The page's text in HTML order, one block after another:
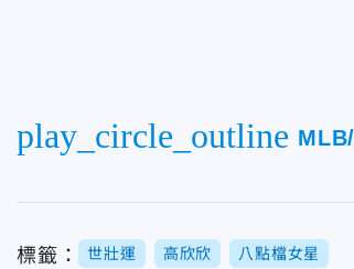
play_circle_outline
標籤： 世壯運 高欣欣 八點檔女星